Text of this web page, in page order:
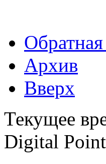
Обратная
Архив
Вверх
Текущее
Digital